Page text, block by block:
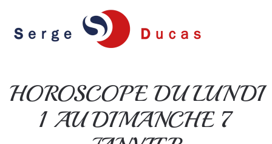
Skip to main content
HOROSCOPE DU LUNDI
1 AU DIMANCHE 7